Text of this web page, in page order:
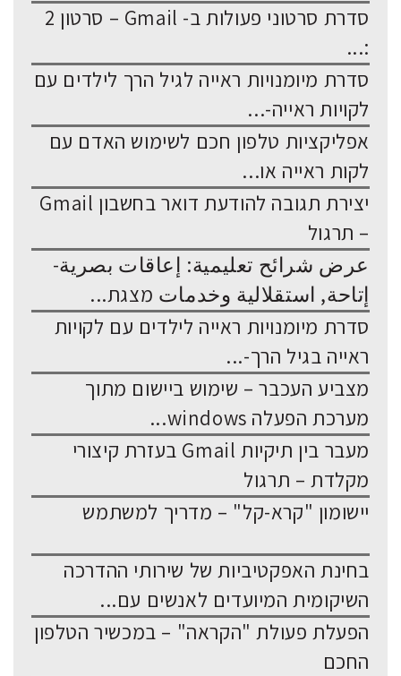
סדרת סרטוני פעולות ב- Gmail – סרטון 2
:...
סדרת מיומנויות ראייה לגיל הרך לילדים עם
לקויות ראייה-...
אפליקציות טלפון חכם לשימוש האדם עם
לקות ראייה או...
יצירת תגובה להודעת דואר בחשבון Gmail
– תרגול
عرض شرائح تعليمية: إعاقات بصرية-
إتاحة, استقلالية وخدمات מצגת...
סדרת מיומנויות ראייה לילדים עם לקויות
ראייה בגיל הרך-...
מצביע העכבר – שימוש ביישום מתוך
מערכת הפעלה windows...
מעבר בין תיקיות Gmail בעזרת קיצורי
מקלדת – תרגול
יישומון "קרא-קל" – מדריך למשתמש
בחינת האפקטיביות של שירותי ההדרכה
השיקומית המיועדים לאנשים עם...
הפעלת פעולת "הקראה" – במכשיר הטלפון
החכם